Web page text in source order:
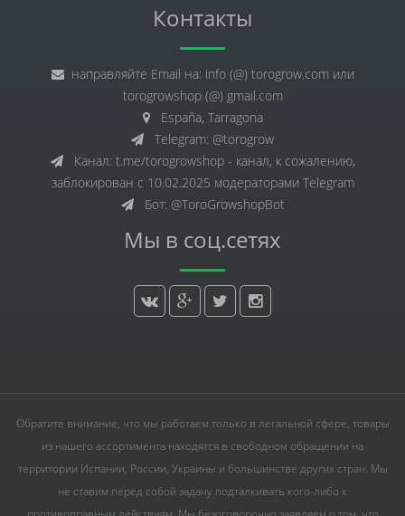
Контакты
направляйте Email на: info (@) torogrow.com или
torogrowshop (@) gmail.com
España, Tarragona
Telegram: @torogrow
Канал: t.me/torogrowshop - канал, к сожалению,
заблокирован с 10.02.2025 модераторами Telegram
Бот: @ToroGrowshopBot
Мы в соц.сетях
Обратите внимание, что мы работаем только в легальной сфере, товары
из нашего ассортимента находятся в свободном обращении на
территории Испании, России, Украины и большинстве других стран. Мы
не ставим перед собой задачу подталкивать кого-либо к